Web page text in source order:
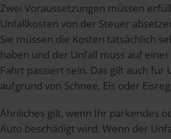
Zwei Voraussetzungen müssen
Unfallkosten von der Steuer
Sie müssen die Kosten tatsächlich
haben und der Unfall muss auf
Fahrt passiert sein. Das gilt auch für
aufgrund von Schnee, Eis oder
Ähnliches gilt, wenn Ihr parkendes
Auto beschädigt wird: Wenn der